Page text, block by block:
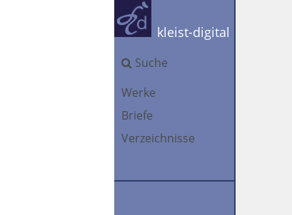
kleist-digital
Suche
Werke
Briefe
Verzeichnisse